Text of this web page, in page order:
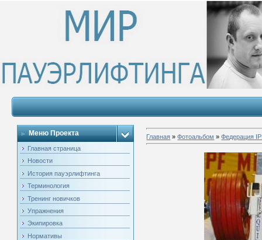
Меню Проекта
Главная страница
Новости
История пауэрлифтинга
Терминология
Тренинг новичков
Упражнения
Экипировка
Нормативы
Главная »Фотоальбом »Федерация